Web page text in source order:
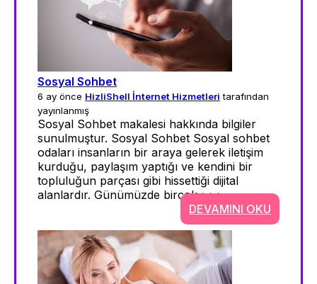
Sosyal Sohbet
6 ay önce HizliShell İnternet Hizmetleri tarafından
yayınlanmış
Sosyal Sohbet makalesi hakkında bilgiler
sunulmuştur. Sosyal Sohbet Sosyal sohbet
odaları insanların bir araya gelerek iletişim
kurduğu, paylaşım yaptığı ve kendini bir
topluluğun parçası gibi hissettiği dijital
alanlardır. Günümüzde birçok >>>
DEVAMINI OKU